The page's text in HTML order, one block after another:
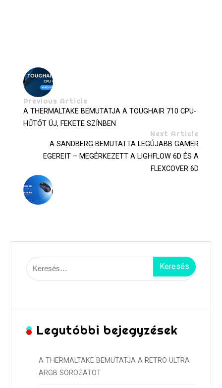
Previous Article
A THERMALTAKE BEMUTATJA A TOUGHAIR 710 CPU-
HŰTŐT ÚJ, FEKETE SZÍNBEN
Next Article
A SANDBERG BEMUTATTA LEGÚJABB GAMER
EGEREIT – MEGÉRKEZETT A LIGHFLOW 6D ÉS A
FLEXCOVER 6D
Keresés:
Legutóbbi bejegyzések
A THERMALTAKE BEMUTATJA A RETRO ULTRA
ARGB SOROZATOT